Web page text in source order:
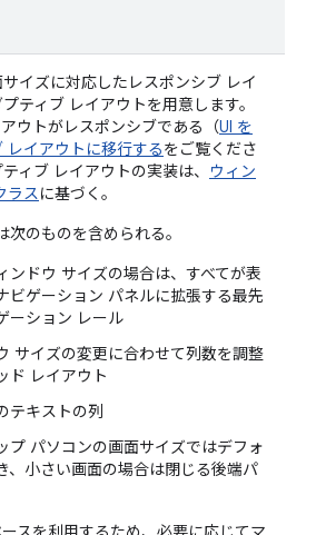
イズに対応したレスポンシブ レイ
ティブ レイアウトを用意します。
ウトがレスポンシブである（UI を
レイアウトに移行するをご覧くださ
ィブ レイアウトの実装は、
ウィン
ラスに基づく。
次のものを含められる。
ンドウ サイズの場合は、すべてが表
ビゲーション パネルに拡張する最先
ーション レール
サイズの変更に合わせて列数を調整
ド レイアウト
テキストの列
プ パソコンの画面サイズではデフォ
、小さい画面の場合は閉じる後端パ